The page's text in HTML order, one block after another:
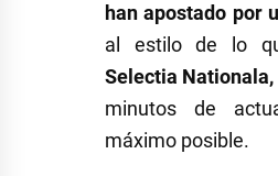
han apostado por
al estilo de lo
Selectia Nationala,
minutos de
máximo posible.